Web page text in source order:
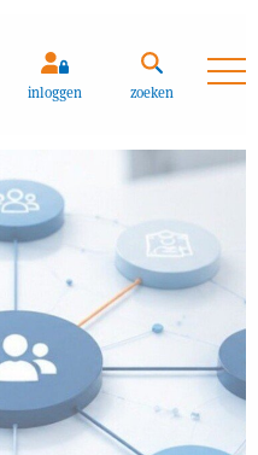
inloggen zoekenZoeken